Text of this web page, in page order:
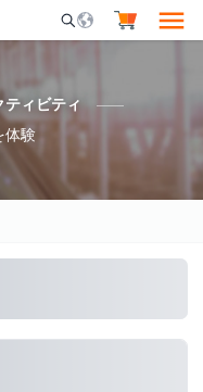
Mobile Search
ティビティ
体験